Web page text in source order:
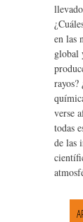
en las
global
verse
todas
de las